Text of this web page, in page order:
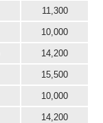
11,300
10,000
14,200
15,500
10,000
14,200